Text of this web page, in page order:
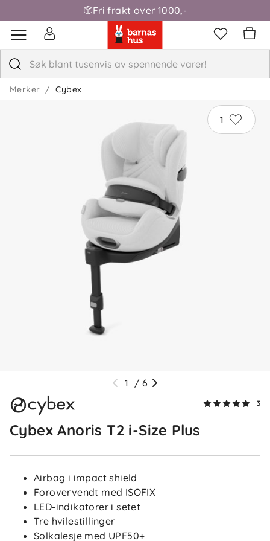
Fri frakt over 1000,-
Merker Cybex
1
1 / 6
3
Cybex Anoris T2 i-Size Plus
Airbag i impact shield
Forovervendt med ISOFIX
LED-indikatorer i setet
Tre hvilestillinger
Solkalesje med UPF50+